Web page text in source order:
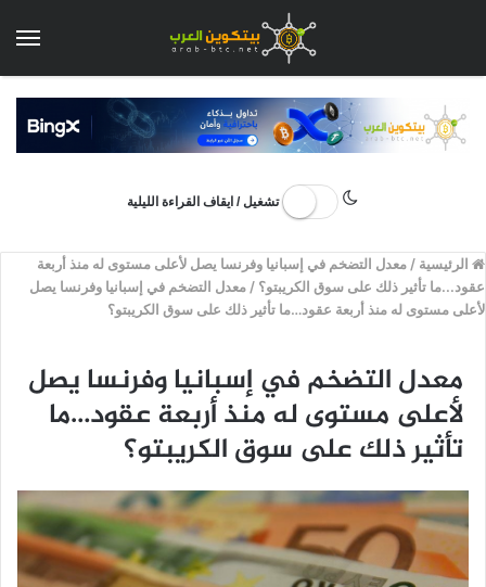
تشغيل / ايقاف القراءة الليلية
الرئيسية /معدل التضخم في إسبانيا وفرنسا يصل لأعلى مستوى له منذ أربعة
عقود...ما تأثير ذلك على سوق الكريبتو؟ /معدل التضخم في إسبانيا وفرنسا يصل
لأعلى مستوى له منذ أربعة عقود…ما تأثير ذلك على سوق الكريبتو؟
معدل التضخم في إسبانيا وفرنسا يصل
لأعلى مستوى له منذ أربعة عقود…ما
تأثير ذلك على سوق الكريبتو؟